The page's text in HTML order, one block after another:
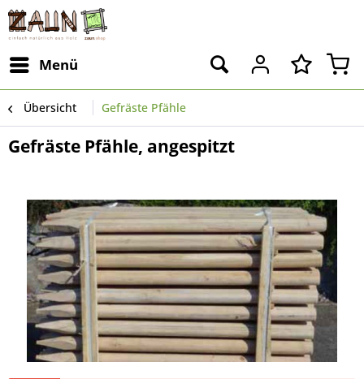
Menü
Übersicht Gefräste Pfähle
Gefräste Pfähle, angespitzt